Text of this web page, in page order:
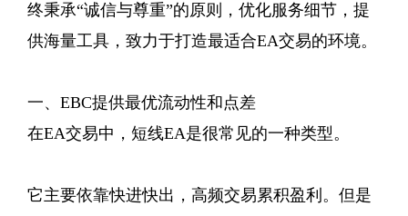
终秉承“诚信与尊重”的原则，优化服务细节，提
供海量工具，致力于打造最适合EA交易的环境。
一、EBC提供最优流动性和点差
在EA交易中，短线EA是很常见的一种类型。
它主要依靠快进快出，高频交易累积盈利。但是